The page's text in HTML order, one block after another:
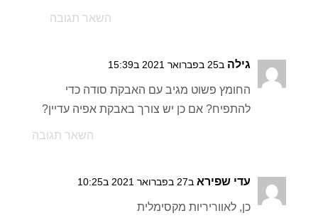
השאר תגובה
גילה ב25 בפברואר 2021 ב15:39
החומץ פשוט מגיב עם האבקת סודה כדי
להתפיח? אם כן יש צורך באבקת אפיה עדיין?
השאר תגובה
עדי שפירא ב27 בפברואר 2021 ב10:25
כן, לאווריריות מקסימלית